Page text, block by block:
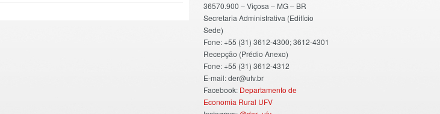
36570.900 – Viçosa – MG – BR
Secretaria Administrativa (Edifício
Sede)
Fone: +55 (31) 3612-4300; 3612-4301
Recepção (Prédio Anexo)
Fone: +55 (31) 3612-4312
E-mail: der@ufv.br
Facebook: Departamento de
Economia Rural UFV